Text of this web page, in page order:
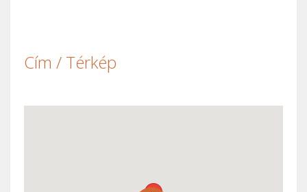
Cím / Térkép